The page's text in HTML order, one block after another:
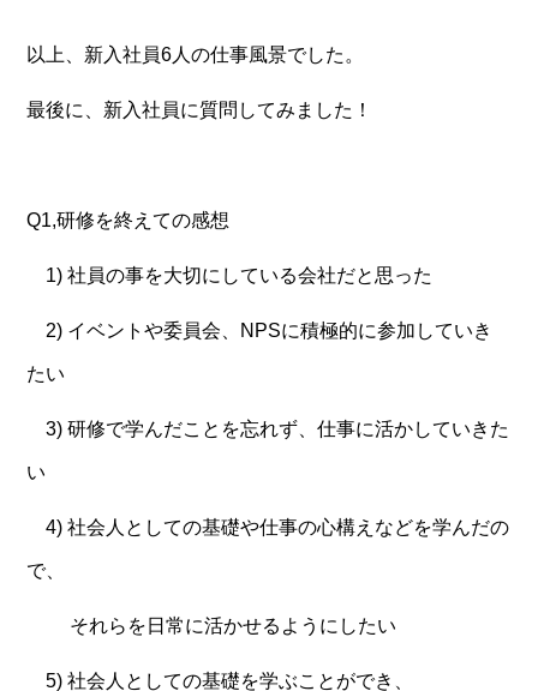
以上、新入社員6人の仕事風景でした。
最後に、新入社員に質問してみました！
Q1,研修を終えての感想
1) 社員の事を大切にしている会社だと思った
2) イベントや委員会、NPSに積極的に参加していき
たい
3) 研修で学んだことを忘れず、仕事に活かしていきた
い
4) 社会人としての基礎や仕事の心構えなどを学んだの
で、
それらを日常に活かせるようにしたい
5) 社会人としての基礎を学ぶことができ、